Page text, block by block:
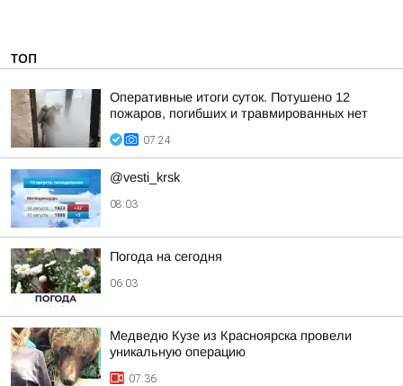
ТОП
Оперативные итоги суток. Потушено 12
пожаров, погибших и травмированных нет
07:24
@vesti_krsk
08:03
Погода на сегодня
06:03
Медведю Кузе из Красноярска провели
уникальную операцию
07:36